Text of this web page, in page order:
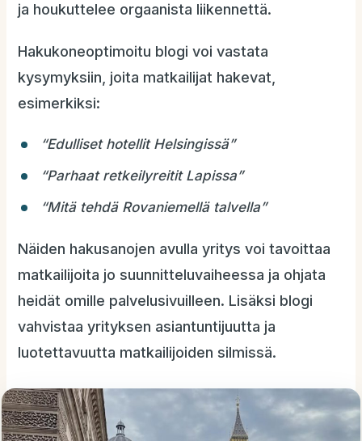
ja houkuttelee orgaanista liikennettä.
Hakukoneoptimoitu blogi voi vastata
kysymyksiin, joita matkailijat hakevat,
esimerkiksi:
“Edulliset hotellit Helsingissä”
“Parhaat retkeilyreitit Lapissa”
“Mitä tehdä Rovaniemellä talvella”
Näiden hakusanojen avulla yritys voi tavoittaa
matkailijoita jo suunnitteluvaiheessa ja ohjata
heidät omille palvelusivuilleen. Lisäksi blogi
vahvistaa yrityksen asiantuntijuutta ja
luotettavuutta matkailijoiden silmissä.